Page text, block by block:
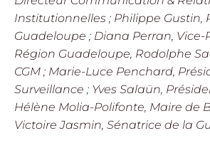
Institutionnelles ; Philippe Gustin,
Guadeloupe ; Diana Perran, Vice-
Région Guadeloupe, Rodolphe
CGM ; Marie-Luce Penchard,
Surveillance ; Yves Salaün,
Hélène Molia-Polifonte, Maire de
Victoire Jasmin, Sénatrice de la